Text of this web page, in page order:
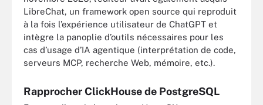
LibreChat, un framework open source qui reproduit
à la fois l’expérience utilisateur de ChatGPT et
intègre la panoplie d’outils nécessaires pour les
cas d’usage d’IA agentique (interprétation de code,
serveurs MCP, recherche Web, mémoire, etc.).
Rapprocher ClickHouse de PostgreSQL